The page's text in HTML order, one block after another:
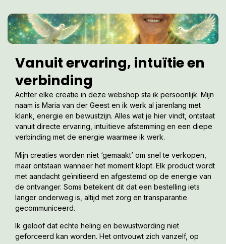
Vanuit ervaring, intuïtie en
verbinding
Achter elke creatie in deze webshop sta ik persoonlijk. Mijn
naam is Maria van der Geest en ik werk al jarenlang met
klank, energie en bewustzijn. Alles wat je hier vindt, ontstaat
vanuit directe ervaring, intuïtieve afstemming en een diepe
verbinding met de energie waarmee ik werk.
Mijn creaties worden niet ‘gemaakt’ om snel te verkopen,
maar ontstaan wanneer het moment klopt. Elk product wordt
met aandacht geïnitieerd en afgestemd op de energie van
de ontvanger. Soms betekent dit dat een bestelling iets
langer onderweg is, altijd met zorg en transparantie
gecommuniceerd.
Ik geloof dat echte heling en bewustwording niet
geforceerd kan worden. Het ontvouwt zich vanzelf, op